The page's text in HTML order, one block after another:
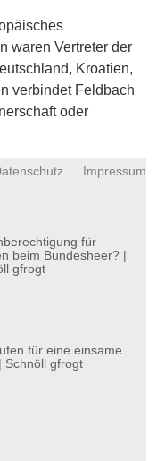
waren Vertreter der
Kroatien,
verbindet Feldbach
oder
Impressum
für
beim Bundesheer? |
gfrogt
für eine einsame
Schnöll gfrogt